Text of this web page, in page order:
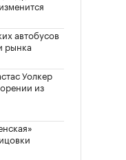
автобусов
рынка
Уолкер
из